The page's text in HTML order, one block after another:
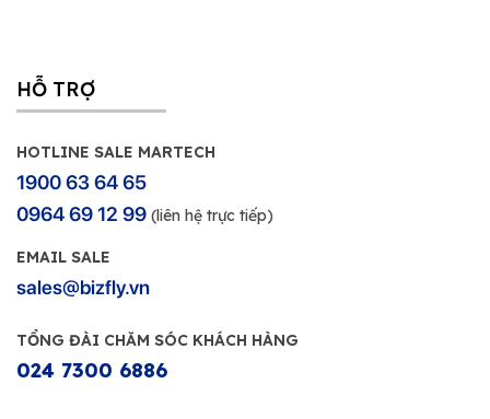
HỖ TRỢ
HOTLINE SALE MARTECH
1900 63 64 65
0964 69 12 99 (liên hệ trực tiếp)
EMAIL SALE
sales@bizfly.vn
TỔNG ĐÀI CHĂM SÓC KHÁCH HÀNG
024 7300 6886